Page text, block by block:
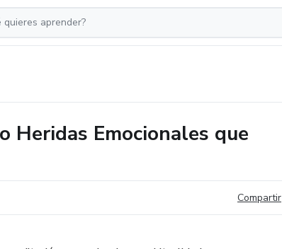
Heridas Emocionales que
Compartir